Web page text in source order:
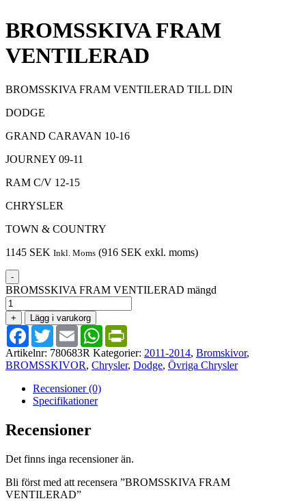
BROMSSKIVA FRAM
VENTILERAD
BROMSSKIVA FRAM VENTILERAD TILL DIN
DODGE
GRAND CARAVAN 10-16
JOURNEY 09-11
RAM C/V 12-15
CHRYSLER
TOWN & COUNTRY
1145 SEK Inkl. Moms (916 SEK exkl. moms)
-
BROMSSKIVA FRAM VENTILERAD mängd
+ Lägg i varukorg
Facebook
TwitterEmail WhatsApp
Artikelnr: 780683R Kategorier: 2011-2014, Bromskivor,
BROMSSKIVOR, Chrysler, Dodge, Övriga Chrysler
Recensioner (0)
Specifikationer
Recensioner
Det finns inga recensioner än.
Bli först med att recensera ”BROMSSKIVA FRAM
VENTILERAD”